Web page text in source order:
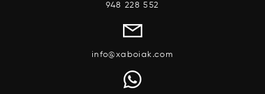
948 228 552
info@xaboiak.com